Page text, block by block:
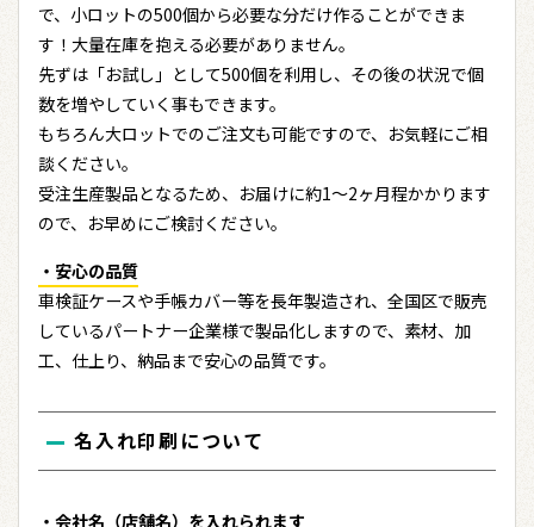
で、小ロットの500個から必要な分だけ作ることができま
す！大量在庫を抱える必要がありません。
先ずは「お試し」として500個を利用し、その後の状況で個
数を増やしていく事もできます。
もちろん大ロットでのご注文も可能ですので、お気軽にご相
談ください。
受注生産製品となるため、お届けに約1～2ヶ月程かかります
ので、お早めにご検討ください。
・安心の品質
車検証ケースや手帳カバー等を長年製造され、全国区で販売
しているパートナー企業様で製品化しますので、素材、加
工、仕上り、納品まで安心の品質です。
名入れ印刷について
・会社名（店舗名）を入れられます